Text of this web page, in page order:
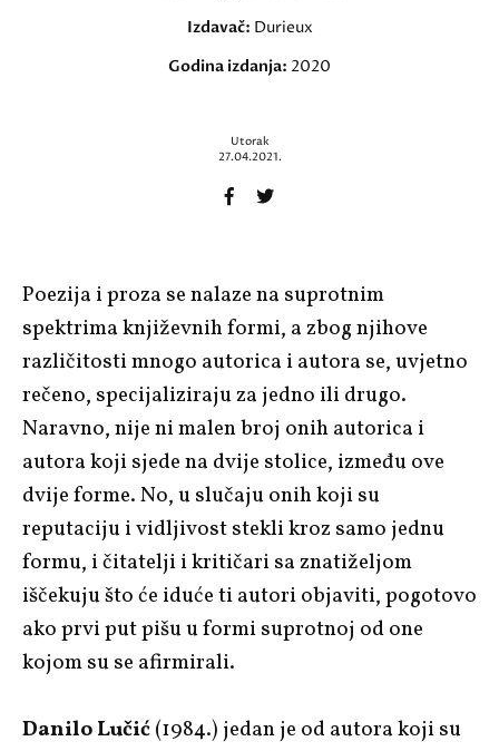
Izdavač: Durieux
Godina izdanja: 2020
Utorak
27.04.2021.
Poezija i proza se nalaze na suprotnim
spektrima književnih formi, a zbog njihove
različitosti mnogo autorica i autora se, uvjetno
rečeno, specijaliziraju za jedno ili drugo.
Naravno, nije ni malen broj onih autorica i
autora koji sjede na dvije stolice, između ove
dvije forme. No, u slučaju onih koji su
reputaciju i vidljivost stekli kroz samo jednu
formu, i čitatelji i kritičari sa znatiželjom
iščekuju što će iduće ti autori objaviti, pogotovo
ako prvi put pišu u formi suprotnoj od one
kojom su se afirmirali.
Danilo Lučić(1984.) jedan je od autora koji su